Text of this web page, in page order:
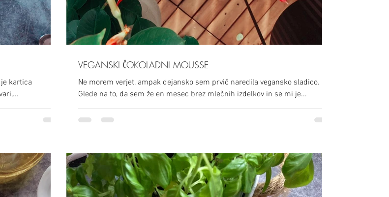
kartica
VEGANSKI ČOKOLADNI MOUSSE
Ne morem verjet, ampak dejansko sem prvič naredila vegansko sladico. :)
Glede na to, da sem že en mesec brez mlečnih izdelkov in se mi je...